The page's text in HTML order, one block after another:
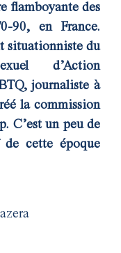
flamboyante des
90, en France.
situationniste du
d’Action
journaliste à
la commission
C’est un peu de
de cette époque